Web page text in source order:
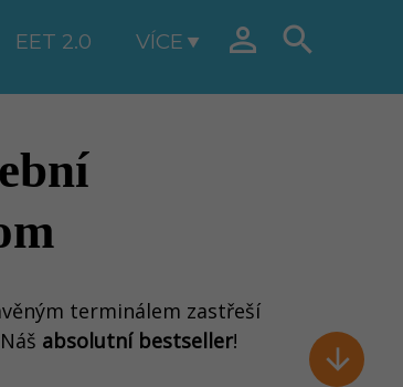
EET 2.0 VÍCE  

terminálem zastřeší
absolutní bestseller!